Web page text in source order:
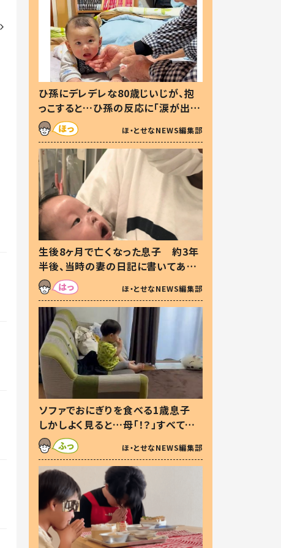
ひ孫にデレデレな80歳じいじが、抱
っこすると…ひ孫の反応に「涙が出ま
した」「可愛くて仕方ない」
ほ・とせなNEWS編集部
生後8ヶ月で亡くなった息子 約3年
半後、当時の妻の日記に書いてあっ
た本音とは
ほ・とせなNEWS編集部
ソファでおにぎりを食べる1歳息子
しかしよく見ると…母「！？」すべてを
察した母の投稿に「可愛いから許
す！」「現行犯〜」
ほ・とせなNEWS編集部